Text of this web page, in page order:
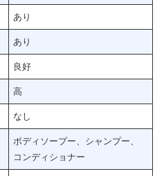
あり
あり
良好
高
なし
ボディソープー、シャンプー、
コンディショナー